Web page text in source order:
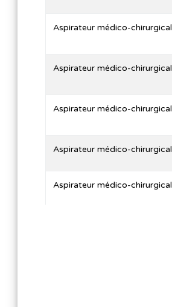
Aspirateur médico-chirurgical
Aspirateur médico-chirurgical
Aspirateur médico-chirurgical
Aspirateur médico-chirurgical
Aspirateur médico-chirurgical